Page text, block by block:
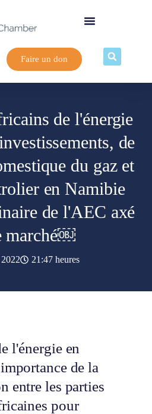
Faire un don
de l'énergie
de
du gaz et
en Namibie
de l'AEC axé
marché￼
21:47 heures
l'énergie en
de la
entre les parties
pour